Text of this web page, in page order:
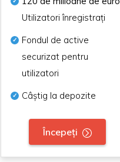
Utilizatori înregistrați
Fondul de active
securizat pentru
utilizatori
Câștig la depozite
Începeți